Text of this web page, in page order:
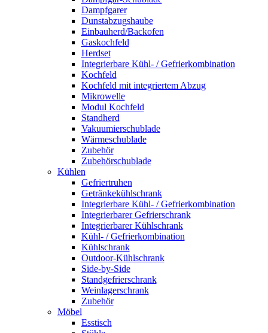
Dampfgarer
Dunstabzugshaube
Einbauherd/Backofen
Gaskochfeld
Herdset
Integrierbare Kühl- / Gefrierkombination
Kochfeld
Kochfeld mit integriertem Abzug
Mikrowelle
Modul Kochfeld
Standherd
Vakuumierschublade
Wärmeschublade
Zubehör
Zubehörschublade
Kühlen
Gefriertruhen
Getränkekühlschrank
Integrierbare Kühl- / Gefrierkombination
Integrierbarer Gefrierschrank
Integrierbarer Kühlschrank
Kühl- / Gefrierkombination
Kühlschrank
Outdoor-Kühlschrank
Side-by-Side
Standgefrierschrank
Weinlagerschrank
Zubehör
Möbel
Esstisch